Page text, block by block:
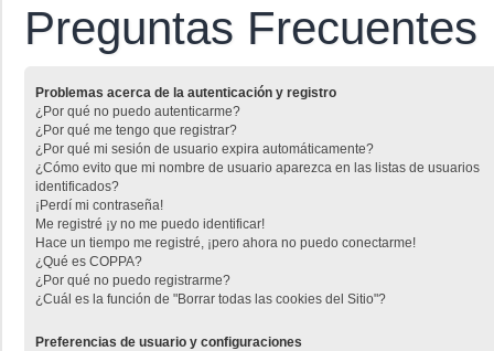
Preguntas Frecuentes
Problemas acerca de la autenticación y registro
¿Por qué no puedo autenticarme?
¿Por qué me tengo que registrar?
¿Por qué mi sesión de usuario expira automáticamente?
¿Cómo evito que mi nombre de usuario aparezca en las listas de usuarios
identificados?
¡Perdí mi contraseña!
Me registré ¡y no me puedo identificar!
Hace un tiempo me registré, ¡pero ahora no puedo conectarme!
¿Qué es COPPA?
¿Por qué no puedo registrarme?
¿Cuál es la función de "Borrar todas las cookies del Sitio"?
Preferencias de usuario y configuraciones